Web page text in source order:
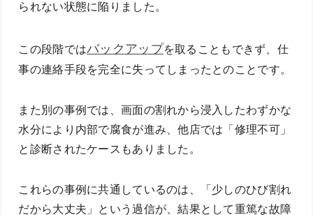
られない状態に陥りました。
この段階ではバックアップを取ることもできず、仕
事の連絡手段を完全に失ってしまったとのことです。
また別の事例では、画面の割れから浸入したわずかな
水分により内部で腐食が進み、他店では「修理不可」
と診断されたケースもありました。
これらの事例に共通しているのは、「少しのひび割れ
だから大丈夫」という過信が、結果として重篤な故障